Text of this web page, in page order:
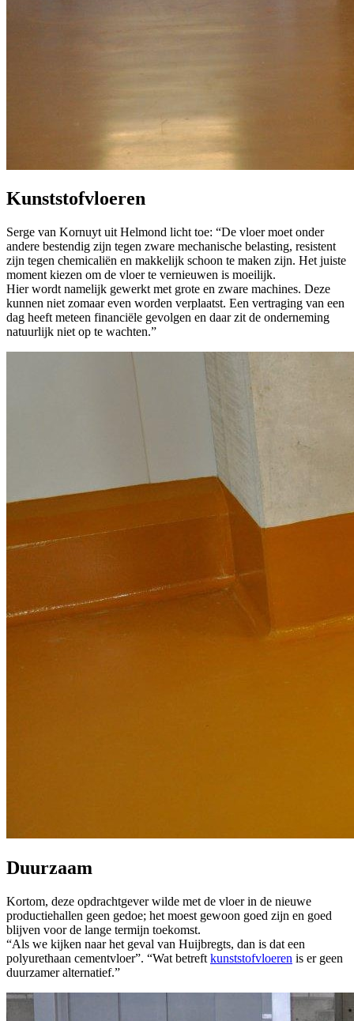
Kunststofvloeren
Serge van Kornuyt uit Helmond licht toe: “De vloer moet onder
andere bestendig zijn tegen zware mechanische belasting, resistent
zijn tegen chemicaliën en makkelijk schoon te maken zijn. Het juiste
moment kiezen om de vloer te vernieuwen is moeilijk.
Hier wordt namelijk gewerkt met grote en zware machines. Deze
kunnen niet zomaar even worden verplaatst. Een vertraging van een
dag heeft meteen financiële gevolgen en daar zit de onderneming
natuurlijk niet op te wachten.”
Duurzaam
Kortom, deze opdrachtgever wilde met de vloer in de nieuwe
productiehallen geen gedoe; het moest gewoon goed zijn en goed
blijven voor de lange termijn toekomst.
“Als we kijken naar het geval van Huijbregts, dan is dat een
polyurethaan cementvloer”. “Wat betreft kunststofvloeren is er geen
duurzamer alternatief.”